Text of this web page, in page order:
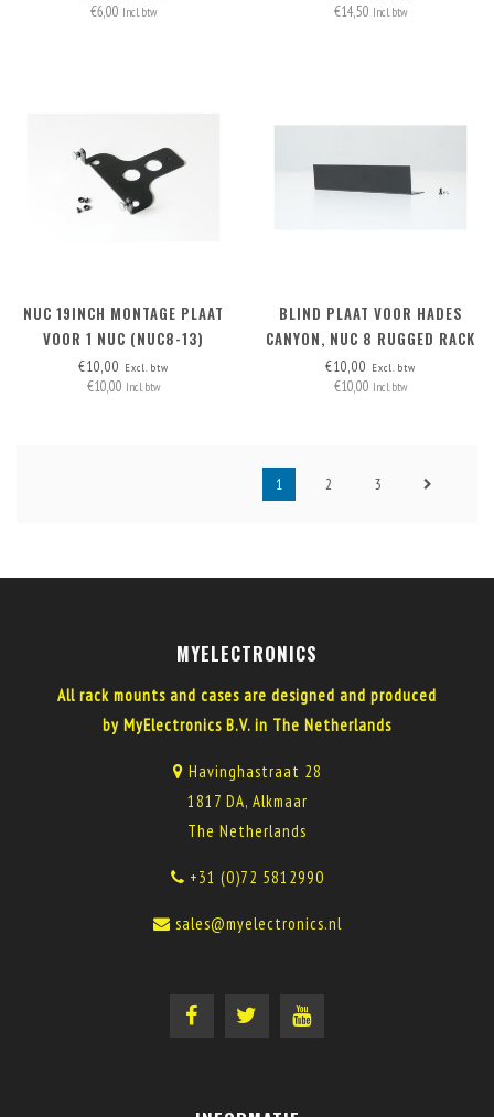
€6,00 Incl. btw €14,50 Incl. btw
NUC 19INCH MONTAGE PLAAT
VOOR 1 NUC (NUC8-13)
€10,00 Excl. btw
€10,00 Incl. btw
BLIND PLAAT VOOR HADES
CANYON, NUC 8 RUGGED RACK
MOUNT EN MAC MINI
RACKMOUNT
€10,00 Excl. btw
€10,00 Incl. btw
1 2 3
MYELECTRONICS
All rack mounts and cases are designed and produced
by MyElectronics B.V. in The Netherlands
Havinghastraat 28
1817 DA, Alkmaar
The Netherlands
+31 (0)72 5812990
sales@myelectronics.nl